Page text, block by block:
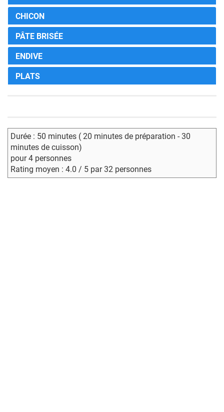
CHICON
PÂTE BRISÉE
ENDIVE
PLATS
Durée : 50 minutes ( 20 minutes de préparation - 30
minutes de cuisson)
pour 4 personnes
Rating moyen : 4.0 / 5 par 32 personnes